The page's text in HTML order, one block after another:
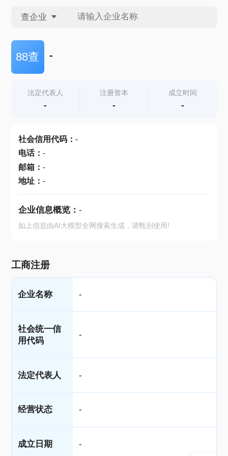
查企业
查企业
查产地
88查 -
法定代表人
-
注册资本
-
成立时间
-
社会信用代码： -
电话： -
邮箱： -
地址： -
企业信息概览： -
如上信息由AI大模型全网搜索生成，请甄别使用!
工商注册
企业名称 -
社会统一信
用代码
-
法定代表人 -
经营状态 -
成立日期 -